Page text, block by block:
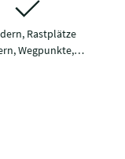
Rastplätze
Wegpunkte,…